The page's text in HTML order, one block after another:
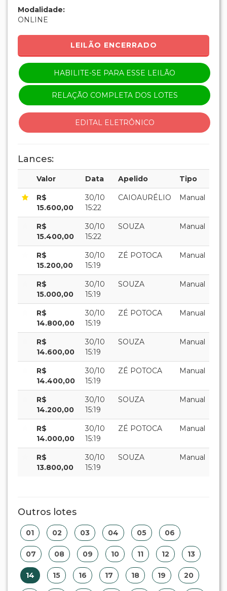
Modalidade:
ONLINE
LEILÃO ENCERRADO
HABILITE-SE PARA ESSE LEILÃO
RELAÇÃO COMPLETA DOS LOTES
EDITAL ELETRÔNICO
Lances:
Valor Data Apelido Tipo
R$
15.600,00
30/10
15:22
CAIOAURÉLIO Manual
R$
15.400,00
30/10
15:22
SOUZA Manual
R$
15.200,00
30/10
15:19
ZÉ POTOCA Manual
R$
15.000,00
30/10
15:19
SOUZA Manual
R$
14.800,00
30/10
15:19
ZÉ POTOCA Manual
R$
14.600,00
30/10
15:19
SOUZA Manual
R$
14.400,00
30/10
15:19
ZÉ POTOCA Manual
R$
14.200,00
30/10
15:19
SOUZA Manual
R$
14.000,00
30/10
15:19
ZÉ POTOCA Manual
R$
13.800,00
30/10
15:19
SOUZA Manual
Outros lotes
01 02 03 04 05 06
07 08 09 10 11 12 13
14 15 16 17 18 19 20